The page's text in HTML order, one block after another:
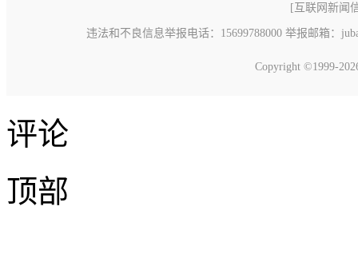
[ 互联网新闻
违法和不良信息举报电话：15699788000 举报邮箱：
Copyright ©1999-
评论
顶部